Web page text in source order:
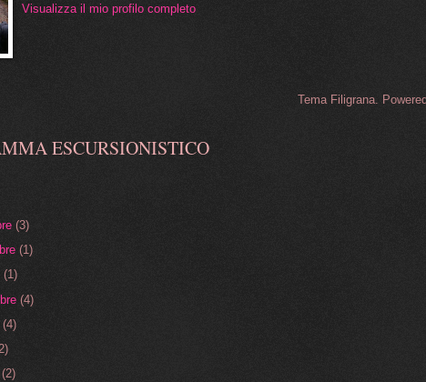
Visualizza il mio profilo completo
Tema Filigrana.
ESCURSIONISTICO
(3)
(1)
(1)
(4)
(4)
(2)